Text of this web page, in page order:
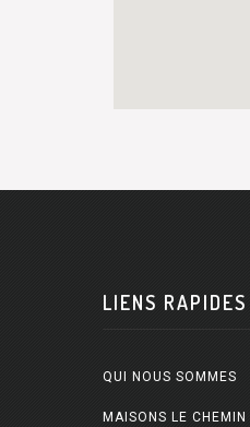
LIENS RAPIDES
QUI NOUS SOMMES
MAISONS LE CHEMIN